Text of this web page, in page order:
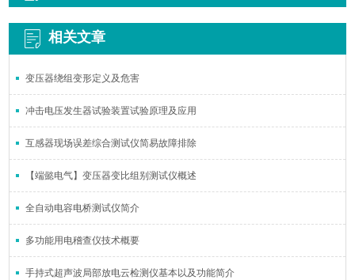
相关文章
变压器绕组变形定义及危害
冲击电压发生器试验装置试验原理及应用
互感器现场误差综合测试仪简易故障排除
【端懿电气】变压器变比组别测试仪概述
全自动电容电桥测试仪简介
多功能用电稽查仪技术概要
手持式超声波局部放电云检测仪基本以及功能简介